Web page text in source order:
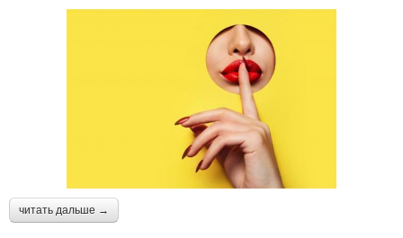
читать дальше →